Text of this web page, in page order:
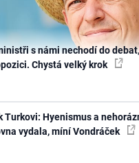
s námi nechodí do
Chystá velký krok
Turkovi: Hyenismus a
vydala, míní Vondráček